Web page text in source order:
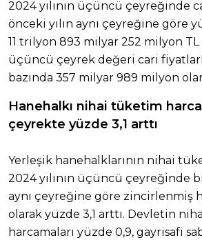
2024 yılının üçüncü çeyreğinde
önceki yılın aynı çeyreğine göre
11 trilyon 893 milyar 252 milyon TL
üçüncü çeyrek değeri cari
bazında 357 milyar 989 milyon
Hanehalkı nihai tüketim
çeyrekte yüzde 3,1 arttı
Yerleşik hanehalklarının nihai
2024 yılının üçüncü çeyreğinde
aynı çeyreğine göre zincirlenmiş
olarak yüzde 3,1 arttı. Devletin
harcamaları yüzde 0,9, gayrisafi